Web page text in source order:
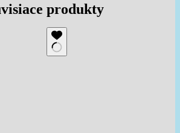
produkty